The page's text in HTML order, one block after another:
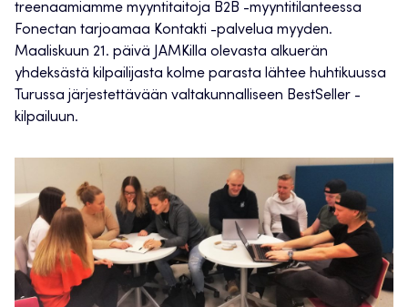
treenaamiamme myyntitaitoja B2B -myyntitilanteessa
Fonectan tarjoamaa Kontakti -palvelua myyden.
Maaliskuun 21. päivä JAMKilla olevasta alkuerän
yhdeksästä kilpailijasta kolme parasta lähtee huhtikuussa
Turussa järjestettävään valtakunnalliseen BestSeller -
kilpailuun.